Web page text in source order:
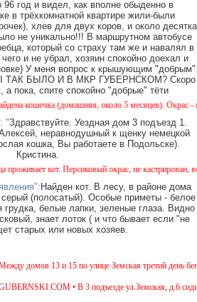
год и видел, как вполне обыденно в
в трёхкомнатной квартире жили-были
хлев для двух коров, и около десятка
не уникально!!! В маршрутном автобусе
который со страху там же и навалял в
чего и не убрал, хозяин спокойно доехал и
У меня вопрос к крышующим "добрым"
ТАК БЫЛО И В МКР ГУБЕРНСКОМ? Скоро
пока, спите спокойно "добрые" тёти
кошечка (домашняя, около 5 месяцев). Окрас -
"Здравствуйте. Уездная дом 3 подъезд 1.
неравнодушный к щенку немецкой
кошка, Вы работаете в Подольске).
Кристина.
кот. Персиковый окрас, не кастрирован,
Найден кот. В лесу, в районе дома
(полосатый). Особые приметы - белое
грудка, белые лапки, зеленые глаза. Видно
знает лоток ( и что бывает если "не
старых или новых хозяев.
домов 13 и 15 по улице Земская третий день
• В 3 подъезде ул.Земская, д.6